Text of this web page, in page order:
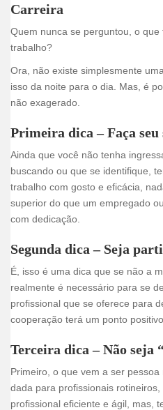
e
b
o
o
k
t
e
r
k
e
I
n
e
e
s
l
s
p
p
e
Carreira
Quem nunca se perguntou, o
trabalho?
Ora, não existe simplesmente
isso da noite para o dia. Mas, é
não exagerado.
Primeira dica – Faça
Ainda que você não tenha
buscando ou que se identifique,
trabalho com gosto e eficácia,
superior do que um empregado
com dedicação.
Segunda dica – Seja
É, isso é uma dica que se não a
realmente é necessário para se
profissional que se oferece para
cooperação terá um ponto
Terceira dica – Não seja
Primeiro, o que vem a ser
dada para profissionais
profissional eficiente e ágil, mas,